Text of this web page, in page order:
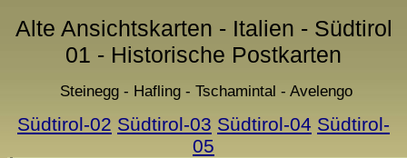
Alte Ansichtskarten - Italien - Südtirol
01 - Historische Postkarten
Steinegg - Hafling - Tschamintal - Avelengo
Südtirol-02 Südtirol-03 Südtirol-04 Südtirol-
05